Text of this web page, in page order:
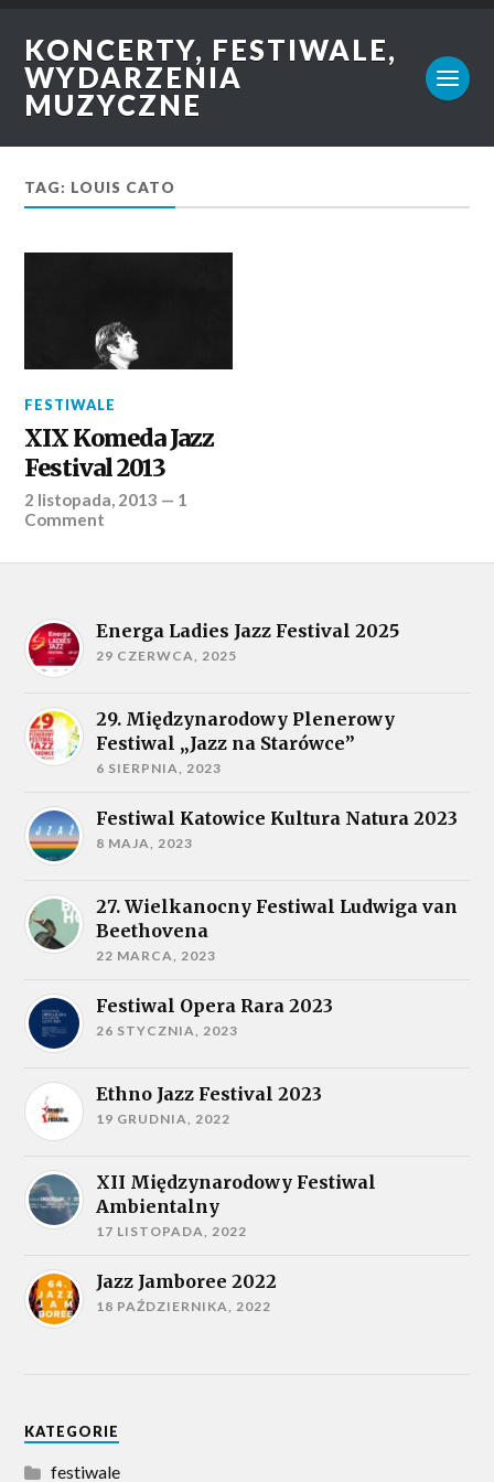
KONCERTY, FESTIWALE,
WYDARZENIA
MUZYCZNE
TAG: LOUIS CATO
FESTIWALE
XIX Komeda Jazz
Festival 2013
2 listopada, 2013 — 1
Comment
Energa Ladies Jazz Festival 2025
29 CZERWCA, 2025
29. Międzynarodowy Plenerowy
Festiwal „Jazz na Starówce”
6 SIERPNIA, 2023
Festiwal Katowice Kultura Natura 2023
8 MAJA, 2023
27. Wielkanocny Festiwal Ludwiga van
Beethovena
22 MARCA, 2023
Festiwal Opera Rara 2023
26 STYCZNIA, 2023
Ethno Jazz Festival 2023
19 GRUDNIA, 2022
XII Międzynarodowy Festiwal
Ambientalny
17 LISTOPADA, 2022
Jazz Jamboree 2022
18 PAŹDZIERNIKA, 2022
KATEGORIE
festiwale